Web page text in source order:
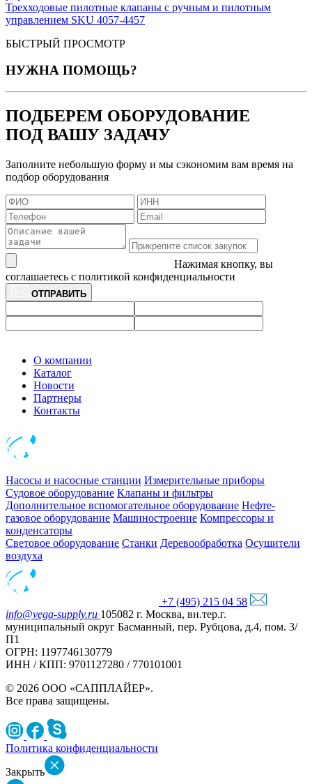
Трехходовые пилотные клапаны с ручным и пилотным
управлением SKU 4057-4457
БЫСТРЫЙ ПРОСМОТР
НУЖНА ПОМОЩЬ?
ПОДБЕРЕМ ОБОРУДОВАНИЕ
ПОД ВАШУ ЗАДАЧУ
Заполните небольшую форму и мы сэкономим вам время на
подбор оборудования
Нажимая кнопку, вы
соглашаетесь с политикой конфиденциальности
ОТПРАВИТЬ
О компании
Каталог
Новости
Партнеры
Контакты
Насосы и насосные станции Измерительные приборы
Судовое оборудование Клапаны и фильтры
Дополнительное вспомогательное оборудование Нефте-
газовое оборудование Машиностроение Компрессоры и
конденсаторы
Световое оборудование Станки Деревообработка Осушители
воздуха
+7 (495) 215 04 58
info@vega-supply.ru 105082 г. Москва, вн.тер.г.
муниципальный округ Басманный, пер. Рубцова, д.4, пом. 3/
П1
ОГРН: 1197746130779
ИНН / КПП: 9701127280 / 770101001
© 2026 ООО «САППЛАЙЕР».
Все права защищены.
Политика конфиденциальности
Закрыть